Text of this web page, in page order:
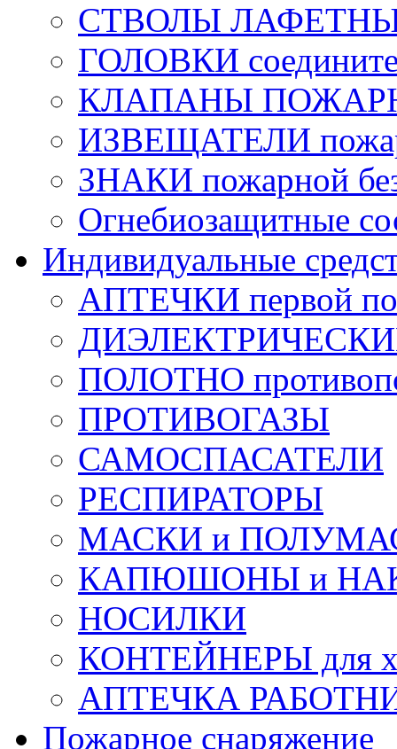
СТВОЛЫ
ГОЛОВКИ
КЛАПАНЫ
ИЗВЕЩАТЕЛИ
ЗНАКИ пожарной
Огнебиозащитные
Индивидуальные
АПТЕЧКИ первой
ДИЭЛЕКТРИЧЕСКИЕ
ПОЛОТНО
ПРОТИВОГАЗЫ
САМОСПАСАТЕЛИ
РЕСПИРАТОРЫ
МАСКИ и
КАПЮШОНЫ и
НОСИЛКИ
КОНТЕЙНЕРЫ для
АПТЕЧКА
Пожарное снаряжение